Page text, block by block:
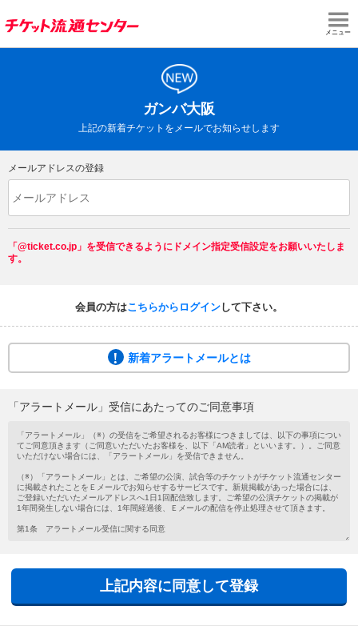
メニュー
ガンバ大阪
上記の新着チケットをメールでお知らせします
メールアドレスの登録
「@ticket.co.jp」を受信できるようにドメイン指定受信設定をお願いいたしま
す。
会員の方はこちらからログイン して下さい。
新着アラートメールとは
会員登録がお済みでない方もメールアドレスを登録するだけで気軽にご利用い
ただけます。
たメールアドレスへ1日1回配信されます。
「アラートメール」受信にあたってのご同意事項
上記内容に同意して登録